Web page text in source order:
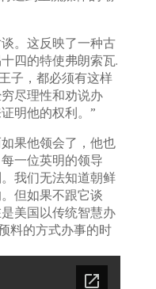
。这反映了一种古
四的特使弗朗索瓦.
子，都必须有这样
尽理性和劝说办
明他的权利。”
果他领会了，他也
一位英明的领导
我们无法知道朝鲜
但如果不跟它谈
美国以传统智慧办
料的方式办事的时